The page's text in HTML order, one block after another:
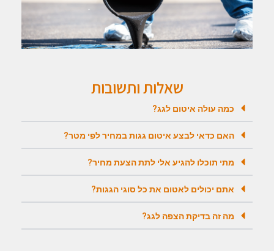
שאלות ותשובות
כמה עולה איטום לגג?
האם כדאי לבצע איטום גגות במחיר לפי מטר?
מתי תוכלו להגיע אלי לתת הצעת מחיר?
אתם יכולים לאטום את כל סוגי הגגות?
מה זה בדיקת הצפה לגג?